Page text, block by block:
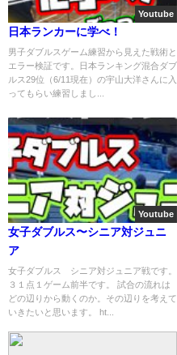
Youtube
日本ランカーに学べ！
男子ダブルスゲーム練習から見えた戦術と
エラー検証です。日本ランキング混合ダブ
ルス29位（6/11現在）の宇山大洋さんに入
ってもらい練習しまし...
Youtube
女子ダブルス〜シニア対ジュニ
ア
女子ダブルス シニア対ジュニア戦です。
３１点１ゲーム前半です。 試合の流れは
どの辺りから動くのか。その辺りを考えて
いきたいと思います。 ht...